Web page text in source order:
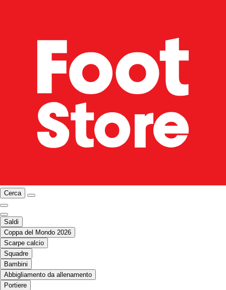
Cerca
Saldi
Coppa del Mondo 2026
Scarpe calcio
Squadre
Bambini
Abbigliamento da allenamento
Portiere